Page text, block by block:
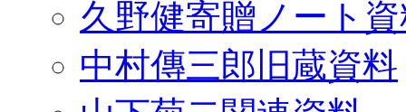
久野健寄贈ノート
中村傳三郎旧蔵資料